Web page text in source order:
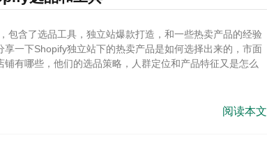
包含了选品工具，独立站爆款打造，和一些热卖产品的经验
享一下Shopify独立站下的热卖产品是如何选择出来的，市面
铺有哪些，他们的选品策略，人群定位和产品特征又是怎么
阅读本文